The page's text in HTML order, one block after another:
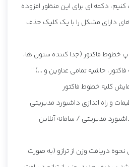
دکمه ای برای این منظور افزوده
دارای مشکل را با یک کلیک حذف
خطوط فاکتور (جدا کننده ستون ها،
حاشیه تمامی عناوین و ...) "
کلیه خطوط فاکتور
و راه اندازی داشبورد مدیریتی
مدیریتی / سامانه آنلاین
نحوه دریافت وزن از ترازو (به صورت